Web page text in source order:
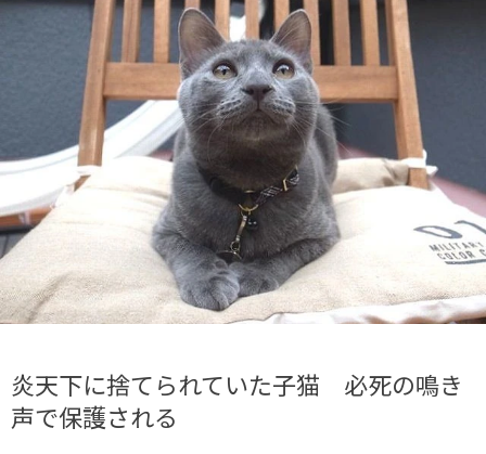
炎天下に捨てられていた子猫 必死の鳴き
声で保護される